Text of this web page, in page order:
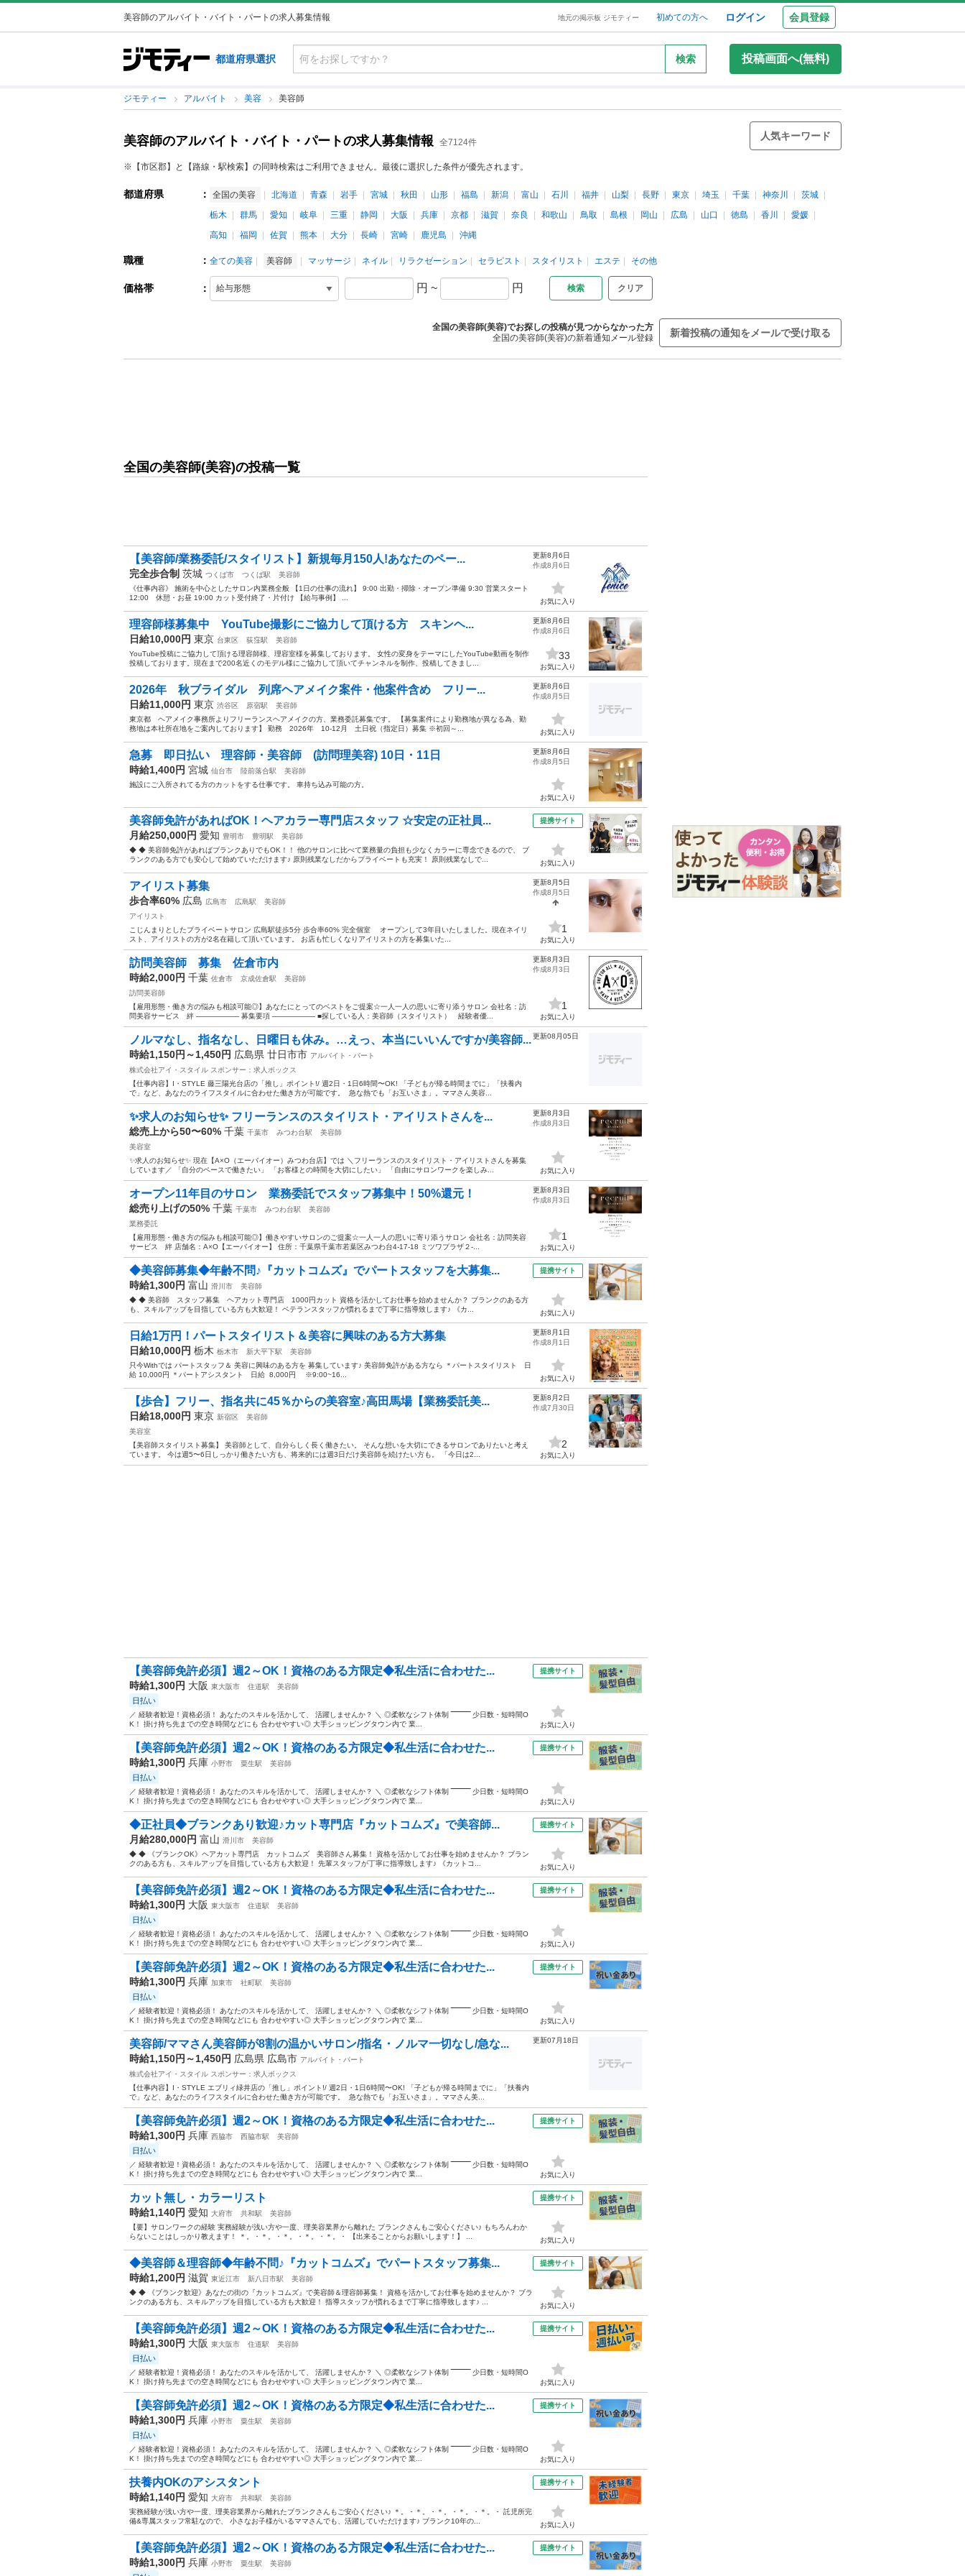
美容師のアルバイト・バイト・パートの求人募集情報 地元の掲示板 ジモティー 初めての方へ ログイン 会員登録
都道府県選択 検索 投稿画面へ(無料)
ジモティー アルバイト 美容 美容師
美容師のアルバイト・バイト・パートの求人募集情報 全7124件
人気キーワード
※【市区郡】と【路線・駅検索】の同時検索はご利用できません。最後に選択した条件が優先されます。
都道府県 ： 全国の美容 北海道 青森 岩手 宮城 秋田 山形 福島 新潟 富山 石川 福井 山梨 長野 東京 埼玉 千葉 神奈川
茨城
栃木
群馬 愛知 岐阜 三重 静岡 大阪 兵庫 京都 滋賀 奈良 和歌山 鳥取 島根 岡山 広島 山口 徳島 香川
愛媛
高知
福岡 佐賀 熊本 大分 長崎 宮崎 鹿児島 沖縄
職種 ： 全ての美容 美容師 マッサージ ネイル リラクゼーション セラピスト スタイリスト エステ その他
価格帯 ： 円 ~ 円 クリア
全国の美容師(美容)でお探しの投稿が見つからなかった方
全国の美容師(美容)の新着通知メール登録
新着投稿の通知をメールで受け取る
全国の美容師(美容)の投稿一覧
【美容師/業務委託/スタイリスト】新規毎月150人!あなたのペー...
完全歩合制 茨城 つくば市 つくば駅
美容師
《仕事内容》 施術を中心としたサロン内業務全般 【1日の仕事の流れ】 9:00 出勤・掃除・オープン準備 9:30 営業スタート
12:00 休憩・お昼 19:00 カット受付終了・片付け 【給与事例】 ...
更新8月6日
作成8月6日
お気に入り
理容師様募集中 YouTube撮影にご協力して頂ける方 スキンヘ...
日給10,000円 東京 台東区 荻窪駅
美容師
YouTube投稿にご協力して頂ける理容師様、理容室様を募集しております。 女性の変身をテーマにしたYouTube動画を制作
投稿しております。現在まで200名近くのモデル様にご協力して頂いてチャンネルを制作、投稿してきまし...
更新8月6日
作成8月6日
33
お気に入り
2026年 秋ブライダル 列席ヘアメイク案件・他案件含め フリー...
日給11,000円 東京 渋谷区 原宿駅
美容師
東京都 ヘアメイク事務所よりフリーランスヘアメイクの方、業務委託募集です。 【募集案件により勤務地が異なる為、勤
務地は本社所在地をご案内しております】 勤務 2026年 10-12月 土日祝（指定日）募集 ※初回～...
更新8月6日
作成8月5日
お気に入り
急募 即日払い 理容師・美容師 (訪問理美容) 10日・11日
時給1,400円 宮城 仙台市 陸前落合駅
美容師
施設にご入所されてる方のカットをする仕事です。 車持ち込み可能の方。
更新8月6日
作成8月5日
お気に入り
美容師免許があればOK！ヘアカラー専門店スタッフ ☆安定の正社員...
月給250,000円 愛知 豊明市 豊明駅
美容師
◆ ◆ 美容師免許があればブランクありでもOK！！ 他のサロンに比べて業務量の負担も少なくカラーに専念できるので、 ブ
ランクのある方でも安心して始めていただけます♪ 原則残業なしだからプライベートも充実！ 原則残業なしで...
提携サイト
お気に入り
アイリスト募集
歩合率60% 広島 広島市 広島駅
美容師
アイリスト
こじんまりとしたプライベートサロン 広島駅徒歩5分 歩合率60% 完全個室 オープンして3年目いたしました。現在ネイリ
スト、アイリストの方が2名在籍して頂いています。 お店も忙しくなりアイリストの方を募集いた...
更新8月5日
作成8月5日
1
お気に入り
訪問美容師 募集 佐倉市内
時給2,000円 千葉 佐倉市 京成佐倉駅
美容師
訪問美容師
【雇用形態・働き方の悩みも相談可能◎】あなたにとってのベストをご提案☆一人一人の思いに寄り添うサロン 会社名：訪
問美容サービス 絆 —————— 募集要項 —————— ■探している人：美容師（スタイリスト） 経験者優...
更新8月3日
作成8月3日
1
お気に入り
ノルマなし、指名なし、日曜日も休み。…えっ、本当にいいんですか/美容師...
時給1,150円～1,450円 広島県 廿日市市 アルバイト・パート
株式会社アイ・スタイル スポンサー：求人ボックス
【仕事内容】I・STYLE 藤三陽光台店の「推し」ポイント!/ 週2日・1日6時間〜OK! 「子どもが帰る時間までに」「扶養内
で」など、あなたのライフスタイルに合わせた働き方が可能です。 ‍ 急な熱でも「お互いさま」。ママさん美容...
更新08月05日
✨求人のお知らせ✨ フリーランスのスタイリスト・アイリストさんを...
総売上から50〜60% 千葉 千葉市 みつわ台駅
美容師
美容室
✨求人のお知らせ✨ 現在【A×O（エーバイオー）みつわ台店】では ＼フリーランスのスタイリスト・アイリストさんを募集
しています／ 「自分のペースで働きたい」 「お客様との時間を大切にしたい」 「自由にサロンワークを楽しみ...
更新8月3日
作成8月3日
お気に入り
オープン11年目のサロン 業務委託でスタッフ募集中！50%還元！
総売り上げの50% 千葉 千葉市 みつわ台駅
美容師
業務委託
【雇用形態・働き方の悩みも相談可能◎】働きやすいサロンのご提案☆一人一人の思いに寄り添うサロン 会社名：訪問美容
サービス 絆 店舗名：A×O【エーバイオー】 住所：千葉県千葉市若葉区みつわ台4-17-18 ミツワプラザ２-...
更新8月3日
作成8月3日
1
お気に入り
◆美容師募集◆年齢不問♪『カットコムズ』でパートスタッフを大募集...
時給1,300円 富山 滑川市
美容師
◆ ◆ 美容師 スタッフ募集 ヘアカット専門店 1000円カット 資格を活かしてお仕事を始めませんか？ ブランクのある方
も、スキルアップを目指している方も大歓迎！ ベテランスタッフが慣れるまで丁寧に指導致します♪ 《カ...
提携サイト
お気に入り
日給1万円！パートスタイリスト＆美容に興味のある方大募集
日給10,000円 栃木 栃木市 新大平下駅
美容師
只今Withでは パートスタッフ＆ 美容に興味のある方を 募集しています♪ 美容師免許がある方なら ＊パートスタイリスト 日
給 10,000円 ＊パートアシスタント 日給 8,000円 ※9:00~16...
更新8月1日
作成8月1日
お気に入り
【歩合】フリー、指名共に45％からの美容室♪高田馬場【業務委託美...
日給18,000円 東京 新宿区
美容師
美容室
【美容師スタイリスト募集】 美容師として、自分らしく長く働きたい。 そんな想いを大切にできるサロンでありたいと考え
ています。 今は週5〜6日しっかり働きたい方も、将来的には週3日だけ美容師を続けたい方も。 「今日は2...
更新8月2日
作成7月30日
2
お気に入り
【美容師免許必須】週2～OK！資格のある方限定◆私生活に合わせた...
時給1,300円 大阪 東大阪市 住道駅 美容師
日払い
／ 経験者歓迎！資格必須！ あなたのスキルを活かして、 活躍しませんか？ ＼ ◎柔軟なシフト体制 ‾‾‾‾‾‾‾‾‾ 少日数・短時間O
K！ 掛け持ち先までの空き時間などにも 合わせやすい◎ 大手ショッピングタウン内で 業...
提携サイト
お気に入り
【美容師免許必須】週2～OK！資格のある方限定◆私生活に合わせた...
時給1,300円 兵庫 小野市 粟生駅 美容師
日払い
／ 経験者歓迎！資格必須！ あなたのスキルを活かして、 活躍しませんか？ ＼ ◎柔軟なシフト体制 ‾‾‾‾‾‾‾‾‾ 少日数・短時間O
K！ 掛け持ち先までの空き時間などにも 合わせやすい◎ 大手ショッピングタウン内で 業...
提携サイト
お気に入り
◆正社員◆ブランクあり歓迎♪カット専門店『カットコムズ』で美容師...
月給280,000円 富山 滑川市
美容師
◆ ◆ 《ブランクOK》ヘアカット専門店 カットコムズ 美容師さん募集！ 資格を活かしてお仕事を始めませんか？ ブラン
クのある方も、スキルアップを目指している方も大歓迎！ 先輩スタッフが丁寧に指導致します♪ 《カットコ...
提携サイト
お気に入り
【美容師免許必須】週2～OK！資格のある方限定◆私生活に合わせた...
時給1,300円 大阪 東大阪市 住道駅 美容師
日払い
／ 経験者歓迎！資格必須！ あなたのスキルを活かして、 活躍しませんか？ ＼ ◎柔軟なシフト体制 ‾‾‾‾‾‾‾‾‾ 少日数・短時間O
K！ 掛け持ち先までの空き時間などにも 合わせやすい◎ 大手ショッピングタウン内で 業...
提携サイト
お気に入り
【美容師免許必須】週2～OK！資格のある方限定◆私生活に合わせた...
時給1,300円 兵庫 加東市 社町駅 美容師
日払い
／ 経験者歓迎！資格必須！ あなたのスキルを活かして、 活躍しませんか？ ＼ ◎柔軟なシフト体制 ‾‾‾‾‾‾‾‾‾ 少日数・短時間O
K！ 掛け持ち先までの空き時間などにも 合わせやすい◎ 大手ショッピングタウン内で 業...
提携サイト
お気に入り
美容師/ママさん美容師が8割の温かいサロン/指名・ノルマ一切なし/急な...
時給1,150円～1,450円 広島県 広島市 アルバイト・パート
株式会社アイ・スタイル スポンサー：求人ボックス
【仕事内容】I・STYLE エブリィ緑井店の「推し」ポイント!/ 週2日・1日6時間〜OK! 「子どもが帰る時間までに」「扶養内
で」など、あなたのライフスタイルに合わせた働き方が可能です。 ‍ 急な熱でも「お互いさま」。ママさん美...
更新07月18日
【美容師免許必須】週2～OK！資格のある方限定◆私生活に合わせた...
時給1,300円 兵庫 西脇市 西脇市駅 美容師
日払い
／ 経験者歓迎！資格必須！ あなたのスキルを活かして、 活躍しませんか？ ＼ ◎柔軟なシフト体制 ‾‾‾‾‾‾‾‾‾ 少日数・短時間O
K！ 掛け持ち先までの空き時間などにも 合わせやすい◎ 大手ショッピングタウン内で 業...
提携サイト
お気に入り
カット無し・カラーリスト
時給1,140円 愛知 大府市 共和駅
美容師
【要】サロンワークの経験 実務経験が浅い方や一度、理美容業界から離れた ブランクさんもご安心ください♪ もちろんわか
らないことはしっかり教えます！ ＊。・＊。・＊。・＊。・＊。・ 【出来ることからお願いします！】 ...
提携サイト
お気に入り
◆美容師＆理容師◆年齢不問♪『カットコムズ』でパートスタッフ募集...
時給1,200円 滋賀 東近江市 新八日市駅
美容師
◆ ◆ 《ブランク歓迎》あなたの街の『カットコムズ』で美容師＆理容師募集！ 資格を活かしてお仕事を始めませんか？ ブラ
ンクのある方も、スキルアップを目指している方も大歓迎！ 指導スタッフが慣れるまで丁寧に指導致します♪ ...
提携サイト
お気に入り
【美容師免許必須】週2～OK！資格のある方限定◆私生活に合わせた...
時給1,300円 大阪 東大阪市 住道駅 美容師
日払い
／ 経験者歓迎！資格必須！ あなたのスキルを活かして、 活躍しませんか？ ＼ ◎柔軟なシフト体制 ‾‾‾‾‾‾‾‾‾ 少日数・短時間O
K！ 掛け持ち先までの空き時間などにも 合わせやすい◎ 大手ショッピングタウン内で 業...
提携サイト
お気に入り
【美容師免許必須】週2～OK！資格のある方限定◆私生活に合わせた...
時給1,300円 兵庫 小野市 粟生駅 美容師
日払い
／ 経験者歓迎！資格必須！ あなたのスキルを活かして、 活躍しませんか？ ＼ ◎柔軟なシフト体制 ‾‾‾‾‾‾‾‾‾ 少日数・短時間O
K！ 掛け持ち先までの空き時間などにも 合わせやすい◎ 大手ショッピングタウン内で 業...
提携サイト
お気に入り
扶養内OKのアシスタント
時給1,140円 愛知 大府市 共和駅
美容師
実務経験が浅い方や一度、理美容業界から離れたブランクさんもご安心ください♪ ＊。・＊。・＊。・＊。・＊。・ 託児所完
備&専属スタッフ常駐なので、 小さなお子様がいるママさんでも、活躍していただけます♪ ブランク10年の...
提携サイト
お気に入り
【美容師免許必須】週2～OK！資格のある方限定◆私生活に合わせた...
時給1,300円 兵庫 小野市 粟生駅 美容師
提携サイト